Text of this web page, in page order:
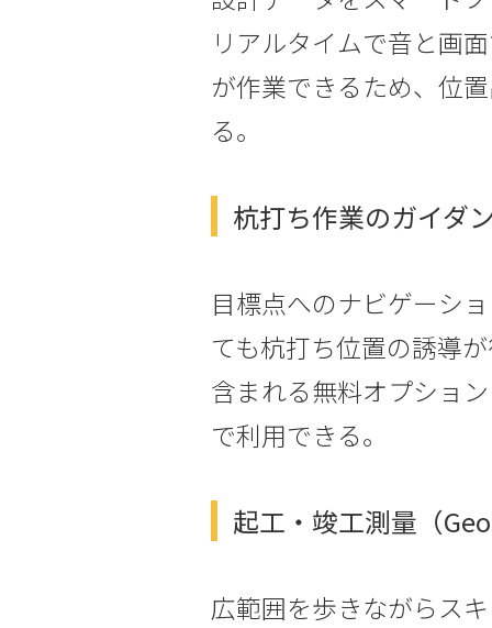
リアルタイムで音と画
が作業できるため、位
る。
杭打ち作業のガイダ
目標点へのナビゲーシ
ても杭打ち位置の誘導
含まれる無料オプショ
で利用できる。
起工・竣工測量（
広範囲を歩きながらス